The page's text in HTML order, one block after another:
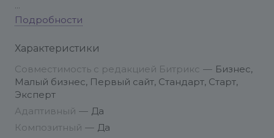
По вопросам настройки, установки модуля,
всегда на связи и с удовольствием вам
поможем.
Установка
Подробности
Характеристики
Совместимость с редакцией Битрикс — Бизнес,
Малый бизнес, Первый сайт, Стандарт, Старт,
Эксперт
Адаптивный — Да
Композитный — Да